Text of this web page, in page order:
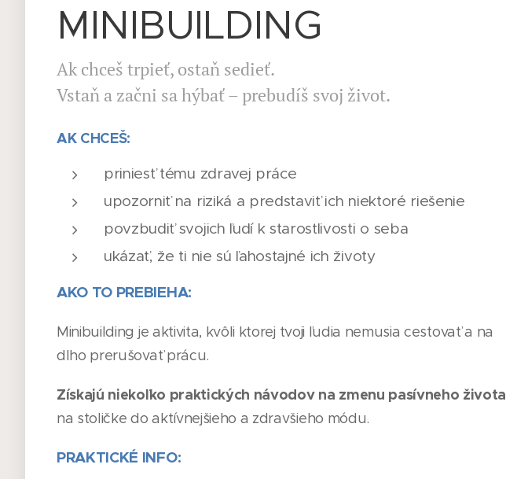
MINIBUILDING
Ak chceš trpieť, ostaň sedieť.
Vstaň a začni sa hýbať – prebudíš svoj život.
AK CHCEŠ:
priniesť tému zdravej práce
upozorniť na riziká a predstaviť ich niektoré riešenie
povzbudiť svojich ľudí k starostlivosti o seba
ukázať, že ti nie sú ľahostajné ich životy
AKO TO PREBIEHA:
Minibuilding je aktivita, kvôli ktorej tvoji ľudia nemusia cestovať a na
dlho prerušovať prácu.
Získajú niekoľko praktických návodov na zmenu pasívneho života
na stoličke do aktívnejšieho a zdravšieho módu.
PRAKTICKÉ INFO: